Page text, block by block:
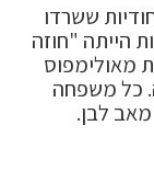
ששרדו
הייתה "חוזה
מאולימפוס
כל משפחה
לבן.